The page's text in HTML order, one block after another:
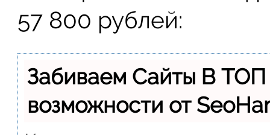
57 800 рублей:
Забиваем Сайты В
возможности от